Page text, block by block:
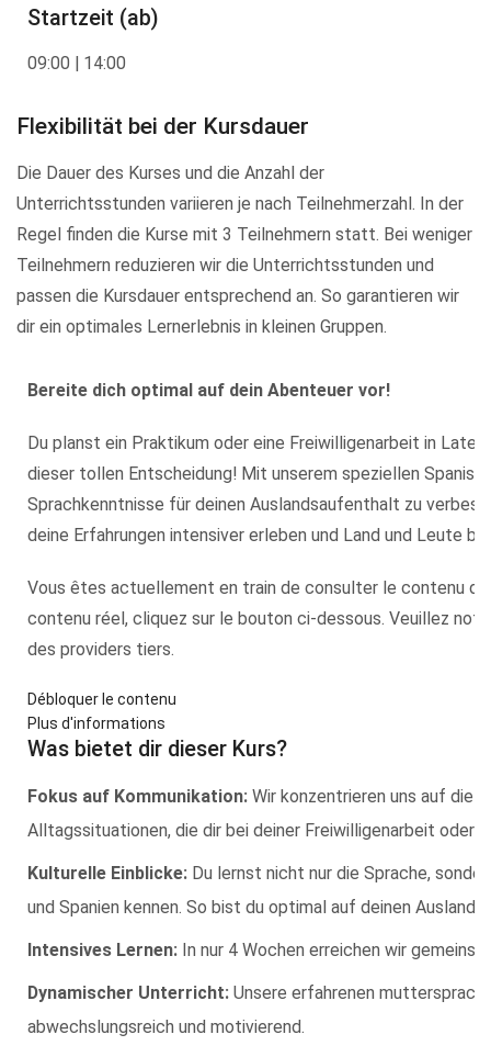
Startzeit (ab)
09:00 | 14:00
Flexibilität bei der Kursdauer
Die Dauer des Kurses und die Anzahl der
Unterrichtsstunden variieren je nach Teilnehmerzahl. In der
Regel finden die Kurse mit 3 Teilnehmern statt. Bei weniger
Teilnehmern reduzieren wir die Unterrichtsstunden und
passen die Kursdauer entsprechend an. So garantieren wir
dir ein optimales Lernerlebnis in kleinen Gruppen.
Bereite dich optimal auf dein Abenteuer vor!
Du planst ein Praktikum oder eine Freiwilligenarbeit in
dieser tollen Entscheidung! Mit unserem speziellen
Sprachkenntnisse für deinen Auslandsaufenthalt zu
deine Erfahrungen intensiver erleben und Land und Leute
Vous êtes actuellement en train de consulter le contenu
contenu réel, cliquez sur le bouton ci-dessous. Veuillez
des providers tiers.
Débloquer le contenu
Plus d'informations
Was bietet dir dieser Kurs?
Fokus auf Kommunikation: Wir konzentrieren uns auf die
Alltagssituationen, die dir bei deiner Freiwilligenarbeit oder
Kulturelle Einblicke: Du lernst nicht nur die Sprache,
und Spanien kennen. So bist du optimal auf deinen
Intensives Lernen: In nur 4 Wochen erreichen wir
Dynamischer Unterricht: Unsere erfahrenen
abwechslungsreich und motivierend.